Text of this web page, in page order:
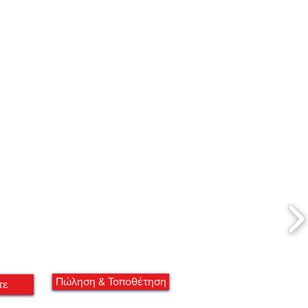
Πώληση & Τοποθέτηση